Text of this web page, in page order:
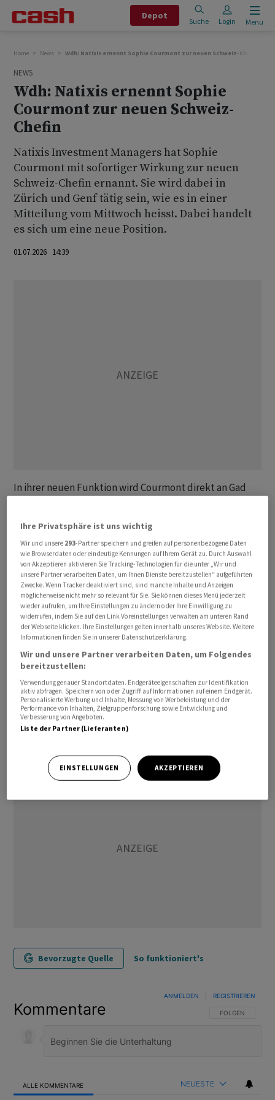
Depot
Suche Login Menu
Home News Wdh: Natixis ernennt Sophie Courmont zur neuen Schweiz-Chefin
NEWS
Wdh: Natixis ernennt Sophie
Courmont zur neuen Schweiz-
Chefin
Natixis Investment Managers hat Sophie
Courmont mit sofortiger Wirkung zur neuen
Schweiz-Chefin ernannt. Sie wird dabei in
Zürich und Genf tätig sein, wie es in einer
Mitteilung vom Mittwoch heisst. Dabei handelt
es sich um eine neue Position.
01.07.2026 14:39
In ihrer neuen Funktion wird Courmont direkt an Gad
Natixis IM in der Schweiz weiterzuentwickeln.
Courmont bringe über 30 Jahre Erfahrung im
Finanzwesen mit. Bei Natixis arbeitet sie seit 2016,
zuletzt war sie als Managing Director für die
Westschweiz und Israel tätig.
Derweil hat Carolin Hefele, Managing Direcor für die
deutschsprachige Schweiz und Liechtenstein, das
Unternehmen verlassen. Sie widme sich neuen
beruflichen Möglichkeiten, erklärte Natixis auf Anfrage.
cg/ra
Bevorzugte Quelle So funktioniert's
Kommentare FOLGE DIESER
FOLGEN
ANMELDEN REGISTRIEREN
ALLE KOMMENTARE NEUESTE
Ihre Privatsphäre ist uns wichtig
Wir und unsere 293-Partner speichern und greifen auf personenbezogene Daten
wie Browserdaten oder eindeutige Kennungen auf Ihrem Gerät zu. Durch Auswahl
von Akzeptieren aktivieren Sie Tracking-Technologien für die unter „Wir und
unsere Partner verarbeiten Daten, um Ihnen Dienste bereitzustellen“ aufgeführten
Zwecke. Wenn Tracker deaktiviert sind, sind manche Inhalte und Anzeigen
möglicherweise nicht mehr so relevant für Sie. Sie können dieses Menü jederzeit
wieder aufrufen, um Ihre Einstellungen zu ändern oder Ihre Einwilligung zu
widerrufen, indem Sie auf den Link Voreinstellungen verwalten am unteren Rand
der Webseite klicken. Ihre Einstellungen gelten innerhalb unseres Website. Weitere
Informationen finden Sie in unserer Datenschutzerklärung.
Wir und unsere Partner verarbeiten Daten, um Folgendes
bereitzustellen:
Verwendung genauer Standortdaten. Endgeräteeigenschaften zur Identifikation
aktiv abfragen. Speichern von oder Zugriff auf Informationen auf einem Endgerät.
Personalisierte Werbung und Inhalte, Messung von Werbeleistung und der
Performance von Inhalten, Zielgruppenforschung sowie Entwicklung und
Verbesserung von Angeboten.
Liste der Partner (Lieferanten)
EINSTELLUNGEN AKZEPTIEREN